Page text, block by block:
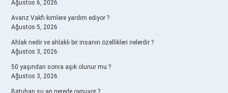
Ağustos 6, 2026
Avarız Vakfı kimlere yardım ediyor ?
Ağustos 5, 2026
Ahlak nedir ve ahlaklı bir insanın özellikleri nelerdir ?
Ağustos 3, 2026
50 yaşından sonra aşık olunur mu ?
Ağustos 3, 2026
Batuhan şu an nerede oynuyor ?